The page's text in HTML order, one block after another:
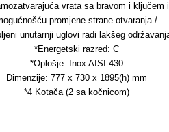
vrata sa bravom i ključem i
promjene strane otvaranja /
unutarnji uglovi radi lakšeg
*Energetski razred: C
*Oplošje: Inox AISI 430
Dimenzije: 777 x 730 x 1895(h) mm
*4 Kotača (2 sa kočnicom)